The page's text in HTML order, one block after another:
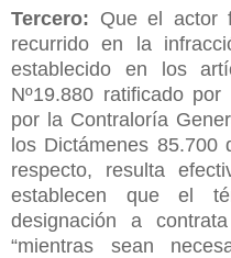
Tercero: Que el actor
recurrido en la
establecido en los
Nº19.880 ratificado
por la Contraloría
los Dictámenes 85.700
respecto, resulta
establecen que el
designación a
“mientras sean